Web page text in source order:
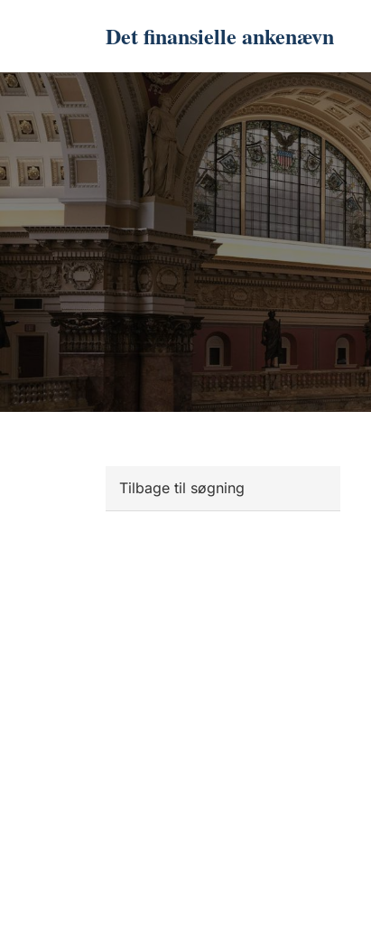
Det finansielle ankenævn
Tilbage til søgning